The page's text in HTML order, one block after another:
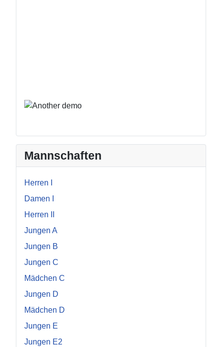
Mannschaften
Herren I
Damen I
Herren II
Jungen A
Jungen B
Jungen C
Mädchen C
Jungen D
Mädchen D
Jungen E
Jungen E2